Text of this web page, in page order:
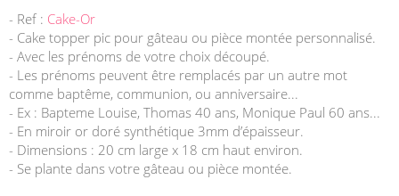
- Ref : Cake-Or
- Cake topper pic pour gâteau ou pièce montée personnalisé.
- Avec les prénoms de votre choix découpé.
- Les prénoms peuvent être remplacés par un autre mot
comme baptême, communion, ou anniversaire...
- Ex : Bapteme Louise, Thomas 40 ans, Monique Paul 60 ans...
- En miroir or doré synthétique 3mm d’épaisseur.
- Dimensions : 20 cm large x 18 cm haut environ.
- Se plante dans votre gâteau ou pièce montée.